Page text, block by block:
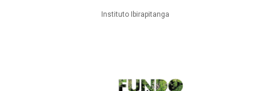
Instituto Ibirapitanga